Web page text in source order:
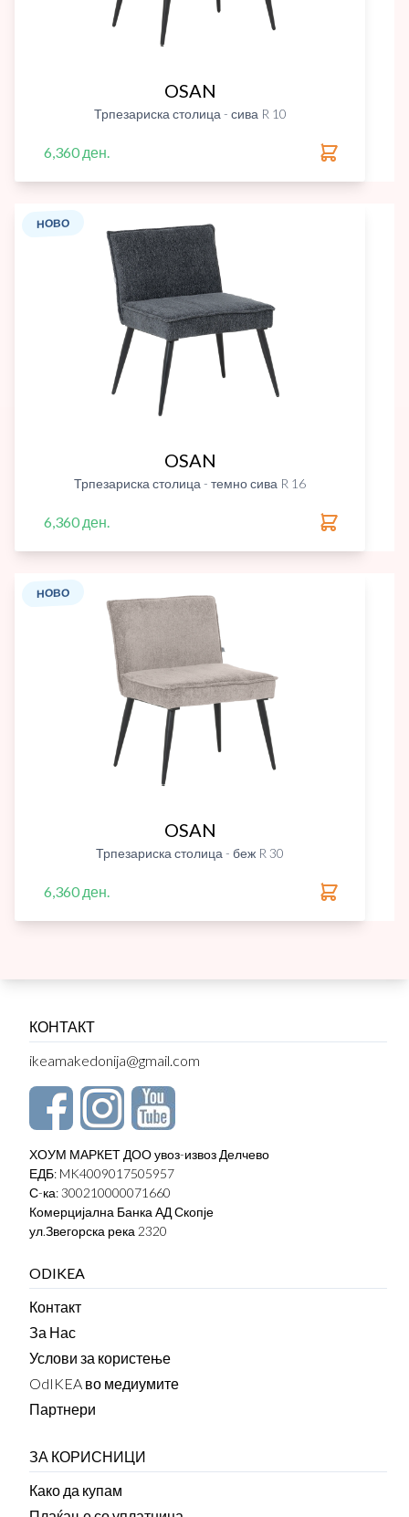
OSAN
Трпезариска столица - сива R 10
6,360 ден.
НОВО
OSAN
Трпезариска столица - темно сива R 16
6,360 ден.
НОВО
OSAN
Трпезариска столица - беж R 30
6,360 ден.
КОНТАКТ
ikeamakedonija@gmail.com
ХОУМ МАРКЕТ ДОО увоз-извоз Делчево
ЕДБ: MK4009017505957
С-ка: 300210000071660
Комерцијална Банка АД Скопје
ул.Звегорска река 2320
ODIKEA
Контакт
За Нас
Услови за користење
OdIKEA во медиумите
Партнери
ЗА КОРИСНИЦИ
Како да купам